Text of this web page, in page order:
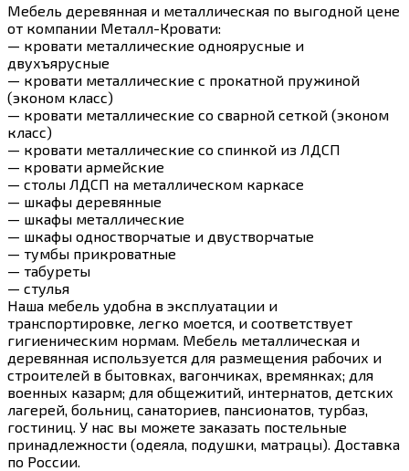
Мебель деревянная и металлическая по выгодной цене
от компании Металл-Кровати:
— кровати металлические одноярусные и
двухъярусные
— кровати металлические с прокатной пружиной
(эконом класс)
— кровати металлические со сварной сеткой (эконом
класс)
— кровати металлические со спинкой из ЛДСП
— кровати армейские
— столы ЛДСП на металлическом каркасе
— шкафы деревянные
— шкафы металлические
— шкафы одностворчатые и двустворчатые
— тумбы прикроватные
— табуреты
— стулья
Наша мебель удобна в эксплуатации и
транспортировке, легко моется, и соответствует
гигиеническим нормам. Мебель металлическая и
деревянная используется для размещения рабочих и
строителей в бытовках, вагончиках, времянках; для
военных казарм; для общежитий, интернатов, детских
лагерей, больниц, санаториев, пансионатов, турбаз,
гостиниц. У нас вы можете заказать постельные
принадлежности (одеяла, подушки, матрацы). Доставка
по России.